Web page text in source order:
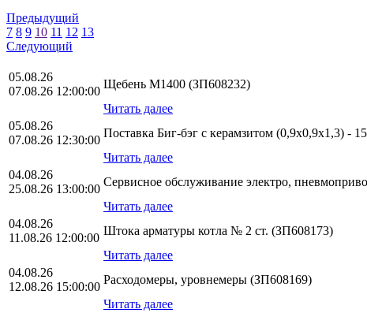
Предыдущий
7 8 9 10 11 12 13
Следующий
05.08.26
07.08.26 12:00:00
Щебень М1400 (ЗП608232)
Читать далее
05.08.26
07.08.26 12:30:00
Поставка Биг-бэг с керамзитом (0,9х0,9х1,3) -
Читать далее
04.08.26
25.08.26 13:00:00
Сервисное обслуживание электро,
Читать далее
04.08.26
11.08.26 12:00:00
Штока арматуры котла № 2 ст. (ЗП608173)
Читать далее
04.08.26
12.08.26 15:00:00
Расходомеры, уровнемеры (ЗП608169)
Читать далее